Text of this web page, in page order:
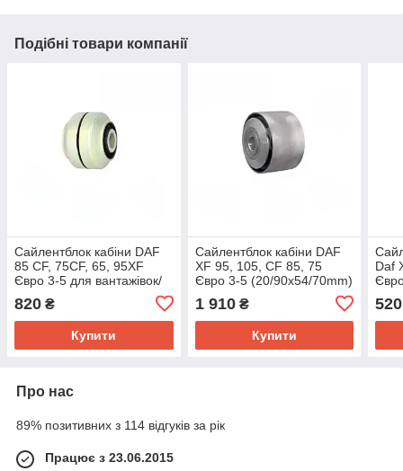
Подібні товари компанії
Сайлентблок кабіни DAF
85 CF, 75CF, 65, 95XF
Євро 3-5 для вантажівок/
820 ₴
Купити
Сайлентблок кабіни DAF
XF 95, 105, CF 85, 75
Євро 3-5 (20/90x54/70mm)
1 910₴
Купити
Daf
520
Про нас
89% позитивних з 114 відгуків за рік
Працює з 23.06.2015